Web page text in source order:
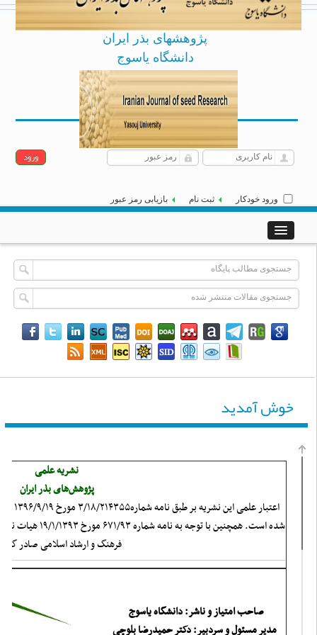
پژوهشهای بذر ایران
دانشگاه یاسوج
|
English
[Archive
ورود خودکار ثبت نام بازیابی رمز عبور
خوش آمدید
نشریه علمی
پژوهش‌های بذر ایران
اعتبار
شده است. همچنین با
فرهنگ و ارشاد اسلامی صادر
صاحب امتیاز و ناشر: دانشگاه یاسوج
مدیر مسئول و سردبیر: دکتر حمیدرضا بلوچی